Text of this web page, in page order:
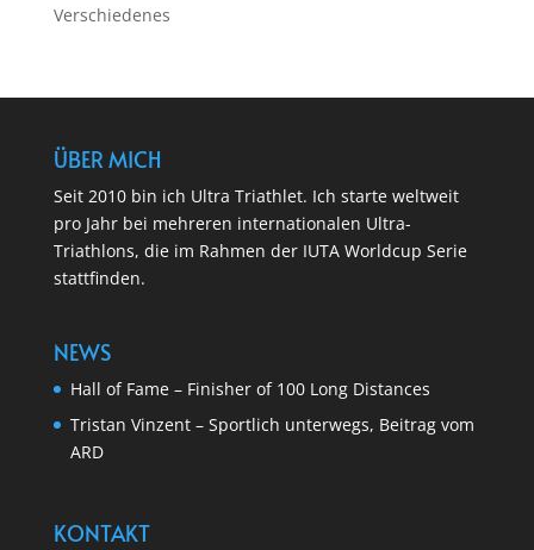
Verschiedenes
ÜBER MICH
Seit 2010 bin ich Ultra Triathlet. Ich starte weltweit
pro Jahr bei mehreren internationalen Ultra-
Triathlons, die im Rahmen der IUTA Worldcup Serie
stattfinden.
NEWS
Hall of Fame – Finisher of 100 Long Distances
Tristan Vinzent – Sportlich unterwegs, Beitrag vom
ARD
KONTAKT